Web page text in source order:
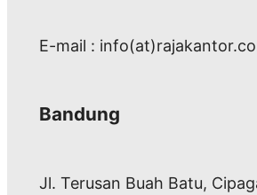
E-mail :
Bandung
Jl. Terusan Buah Batu,